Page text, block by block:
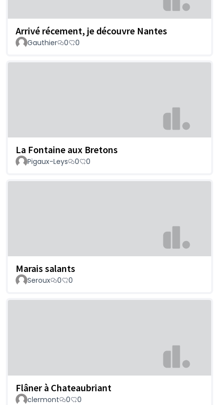
Arrivé récement, je découvre Nantes
Gauthier 0 0
La Fontaine aux Bretons
Pigaux-Leys 0 0
Marais salants
Seroux 0 0
Flâner à Chateaubriant
clermont 0 0